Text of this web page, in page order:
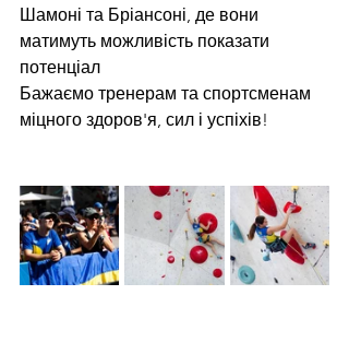
Шамоні та Бріансоні, де вони
матимуть можливість показати
потенціал
Бажаємо тренерам та спортсменам
міцного здоров'я, сил і успіхів!